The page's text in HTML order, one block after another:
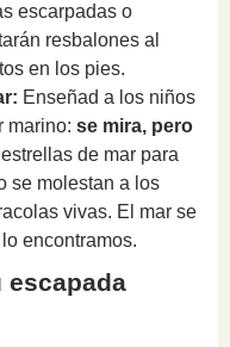
escarpadas o
resbalones al
en los pies.
Enseñad a los niños
marino: se mira, pero
de mar para
se molestan a los
vivas. El mar se
encontramos.
escapada